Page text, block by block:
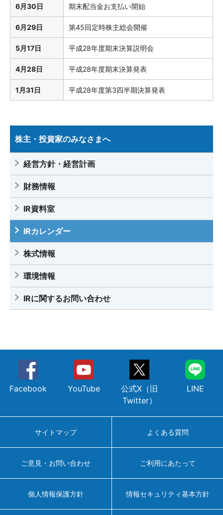
6月30日 期末配当金お支払い開始
6月29日 第45回定時株主総会開催
5月17日 平成28年度期末決算説明会
4月28日 平成28年度期末決算発表
1月31日 平成28年度第3四半期決算発表
株主・投資家のみなさまへ
経営方針・経営計画
財務情報
IR資料室
IRカレンダー
株式情報
環境情報
IRに関するお問い合わせ
Facebook YouTube
公式X（旧
Twitter）
LINE
サイトマップ よくある質問
ご意見・お問い合わせ ご利用にあたって
個人情報保護方針 情報セキュリティ基本方針